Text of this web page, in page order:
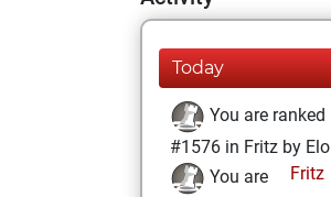
Today
You are ranked
#1576 in Fritz by Elo
Fritz
You are